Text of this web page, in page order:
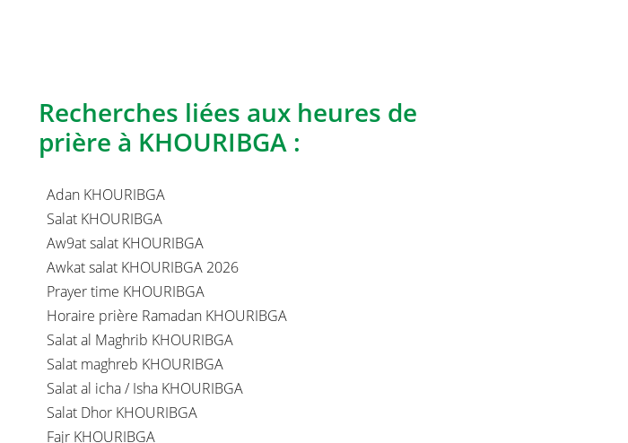
Recherches liées aux heures de
prière à KHOURIBGA :